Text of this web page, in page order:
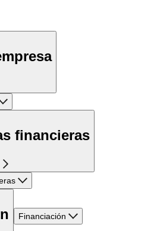
financieras
Financiación